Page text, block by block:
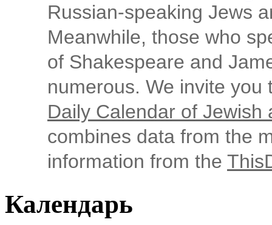
Russian‑speaking Jews
Meanwhile, those who
of Shakespeare and
numerous. We invite
Daily Calendar of Jewish
combines data from the
information from the
Календарь